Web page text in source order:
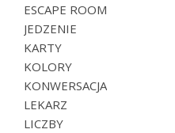
ESCAPE ROOM
JEDZENIE
KARTY
KOLORY
KONWERSACJA
LEKARZ
LICZBY